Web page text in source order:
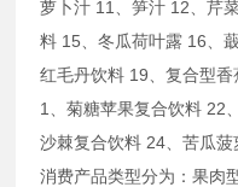
萝卜汁 11、笋汁 12、芹
料 15、冬瓜荷叶露 16、
红毛丹饮料 19、复合型
1、菊糖苹果复合饮料 22
沙棘复合饮料 24、苦瓜
消费产品类型分为：果肉